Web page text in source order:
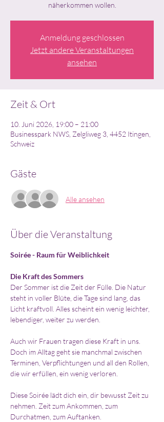
näherkommen wollen.
Anmeldung geschlossen
Jetzt andere Veranstaltungen
ansehen
Zeit & Ort
10. Juni 2026, 19:00 – 21:00
Businesspark NWS, Zelgliweg 3, 4452 Itingen,
Schweiz
Gäste
Alle ansehen
Über die Veranstaltung
Soirée - Raum für Weiblichkeit
Die Kraft des Sommers
Der Sommer ist die Zeit der Fülle. Die Natur
steht in voller Blüte, die Tage sind lang, das
Licht kraftvoll. Alles scheint ein wenig leichter,
lebendiger, weiter zu werden.
Auch wir Frauen tragen diese Kraft in uns.
Doch im Alltag geht sie manchmal zwischen
Terminen, Verpflichtungen und all den Rollen,
die wir erfüllen, ein wenig verloren.
Diese Soirée lädt dich ein, dir bewusst Zeit zu
nehmen. Zeit zum Ankommen, zum
Durchatmen, zum Auftanken.